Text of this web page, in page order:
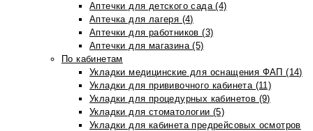
Аптечки для детского сада (4)
Аптечка для лагеря (4)
Аптечки для работников (3)
Аптечки для магазина (5)
По кабинетам
Укладки медицинские для оснащения ФАП (14)
Укладки для прививочного кабинета (11)
Укладки для процедурных кабинетов (9)
Укладки для стоматологии (5)
Укладки для кабинета предрейсовых осмотров